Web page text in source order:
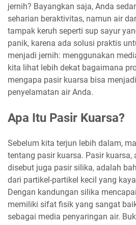
jernih? Bayangkan saja, Anda
seharian beraktivitas, namun air
tampak keruh seperti sup sayur
panik, karena ada solusi praktis
menjadi jernih: menggunakan
kita lihat lebih dekat bagaimana
mengapa pasir kuarsa bisa
penyelamatan air Anda.
Apa Itu Pasir Kuarsa?
Sebelum kita terjun lebih dalam,
tentang pasir kuarsa. Pasir kuarsa,
disebut juga pasir silika, adalah
dari partikel-partikel kecil yang
Dengan kandungan silika
memiliki sifat fisik yang sangat
sebagai media penyaringan air.